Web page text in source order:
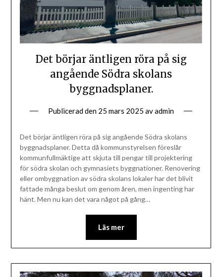
Det börjar äntligen röra på sig
angående Södra skolans
byggnadsplaner.
Publicerad den 25 mars 2025 avadmin
Det börjar äntligen röra på sig angående Södra skolans
byggnadsplaner. Detta då kommunstyrelsen föreslår
kommunfullmäktige att skjuta till pengar till projektering
för södra skolan och gymnasiets byggnationer. Renovering
eller ombyggnation av södra skolans lokaler har det blivit
fattade många beslut om genom åren, men ingenting har
hänt. Men nu kan det vara något på gång…
Läs mer